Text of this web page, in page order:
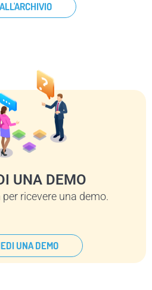
UNA DEMO
ricevere una demo.
UNA DEMO